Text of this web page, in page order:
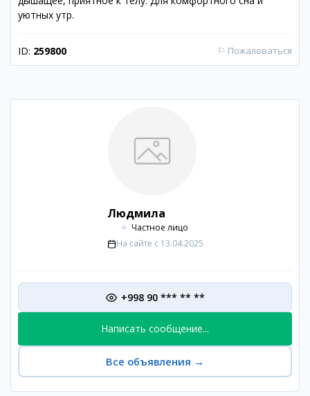
уютных утр.
ID: 259800 ⚐ Пожаловаться
Людмила
Частное лицо
На сайте с 13.04.2025
+998 90 *** ** **
Написать сообщение...
Все объявления →